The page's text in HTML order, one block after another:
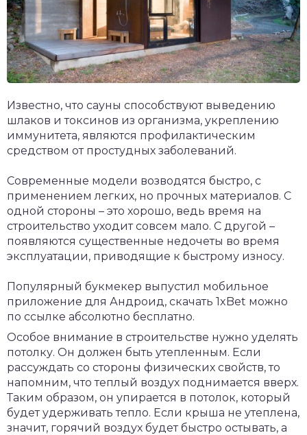
Известно, что сауны способствуют выведению
шлаков и токсинов из организма, укреплению
иммунитета, являются профилактическим
средством от простудных заболеваний.
Современные модели возводятся быстро, с
применением легких, но прочных материалов. С
одной стороны – это хорошо, ведь время на
строительство уходит совсем мало. С другой –
появляются существенные недочеты во время
эксплуатации, приводящие к быстрому износу.
Популярный букмекер выпустил мобильное
приложение для Андроид, скачать 1xBet можно
по ссылке абсолютно бесплатно.
Особое внимание в строительстве нужно уделять
потолку. Он должен быть утепленным. Если
рассуждать со стороны физических свойств, то
напомним, что теплый воздух поднимается вверх.
Таким образом, он упирается в потолок, который
будет удерживать тепло. Если крыша не утеплена,
значит, горячий воздух будет быстро остывать, а